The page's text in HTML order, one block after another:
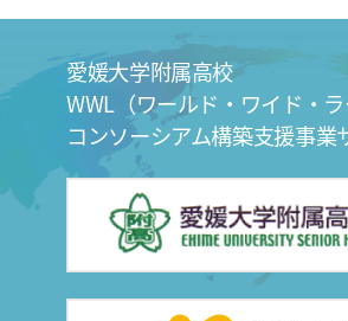
愛媛大学附属高校
WWL（ワールド・ワイド・ラ
コンソーシアム構築支援事業